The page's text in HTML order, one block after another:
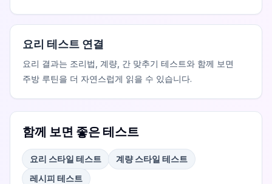
요리 테스트 연결
요리 결과는 조리법, 계량, 간 맞추기 테스트와 함께 보면
주방 루틴을 더 자연스럽게 읽을 수 있습니다.
함께 보면 좋은 테스트
요리 스타일 테스트
계량 스타일 테스트
레시피 테스트